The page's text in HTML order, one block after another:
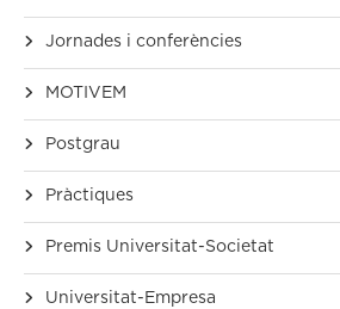
Jornades i conferències
MOTIVEM
Postgrau
Pràctiques
Premis Universitat-Societat
Universitat-Empresa